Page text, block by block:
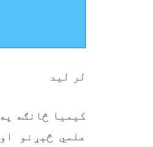
لر ليد
کيميا څانګه
علمي څېړنو